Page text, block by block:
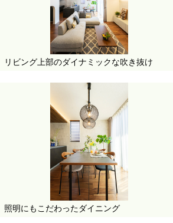
リビング上部のダイナミックな吹き抜け
照明にもこだわったダイニング